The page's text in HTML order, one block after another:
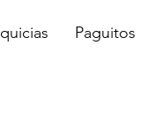
Paguitos